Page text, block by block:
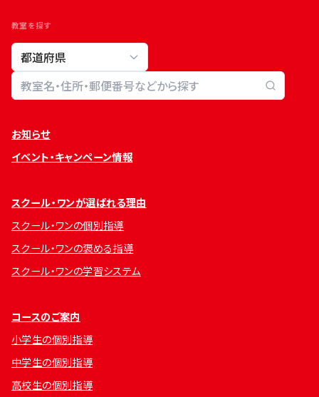
教室を探す
教室検索
お知らせ
イベント・キャンペーン情報
スクール・ワンが選ばれる理由
スクール・ワンの個別指導
スクール・ワンの褒める指導
スクール・ワンの学習システム
コースのご案内
小学生の個別指導
中学生の個別指導
高校生の個別指導